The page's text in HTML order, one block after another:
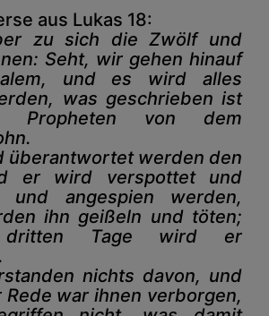
aus Lukas 18:
zu sich die Zwölf und
Seht, wir gehen hinauf
und es wird alles
was geschrieben ist
Propheten von dem
überantwortet werden den
er wird verspottet und
und angespien werden,
ihn geißeln und töten;
Tage wird er
nichts davon, und
Rede war ihnen verborgen,